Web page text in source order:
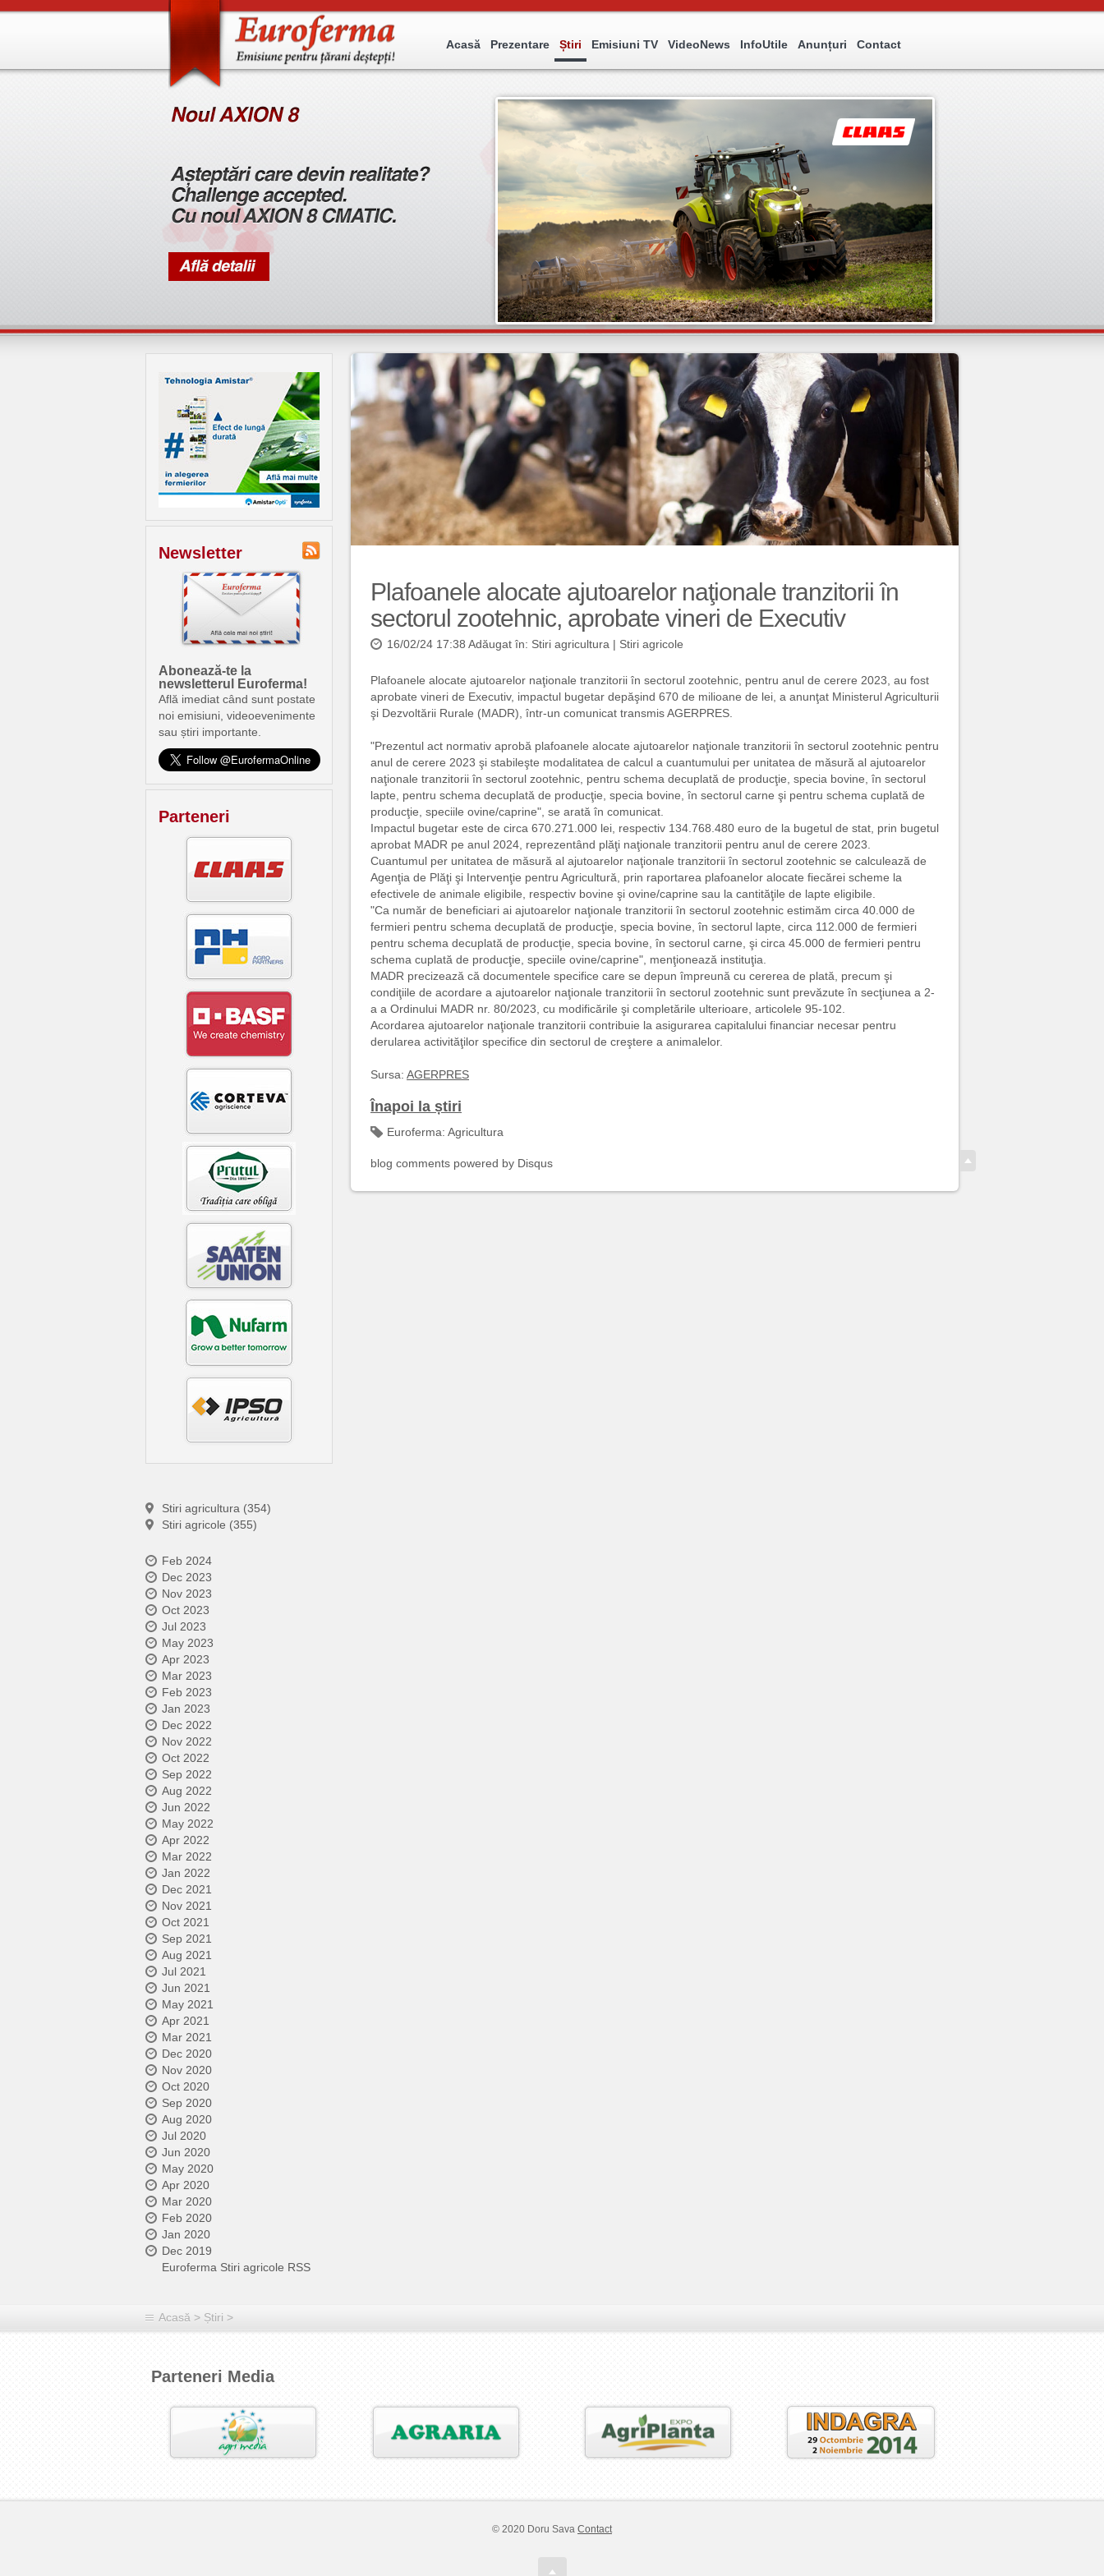
Acasă Prezentare Știri Emisiuni TV VideoNews InfoUtile Anunțuri Contact
Newsletter
Abonează-te la
newsletterul Euroferma!
Află imediat când sunt postate
noi emisiuni, videoevenimente
sau știri importante.
Parteneri
Stiri agricultura (354)
Stiri agricole (355)
Feb 2024
Dec 2023
Nov 2023
Oct 2023
Jul 2023
May 2023
Apr 2023
Mar 2023
Feb 2023
Jan 2023
Dec 2022
Nov 2022
Oct 2022
Sep 2022
Aug 2022
Jun 2022
May 2022
Apr 2022
Mar 2022
Jan 2022
Dec 2021
Nov 2021
Oct 2021
Sep 2021
Aug 2021
Jul 2021
Jun 2021
May 2021
Apr 2021
Mar 2021
Dec 2020
Nov 2020
Oct 2020
Sep 2020
Aug 2020
Jul 2020
Jun 2020
May 2020
Apr 2020
Mar 2020
Feb 2020
Jan 2020
Dec 2019
Euroferma Stiri agricole RSS
Plafoanele alocate ajutoarelor naţionale tranzitorii în
sectorul zootehnic, aprobate vineri de Executiv
16/02/24 17:38 Adăugat în: Stiri agricultura | Stiri agricole
Plafoanele alocate ajutoarelor naţionale tranzitorii în sectorul zootehnic, pentru anul de cerere 2023, au fost
aprobate vineri de Executiv, impactul bugetar depăşind 670 de milioane de lei, a anunţat Ministerul Agriculturii
şi Dezvoltării Rurale (MADR), într-un comunicat transmis AGERPRES.
"Prezentul act normativ aprobă plafoanele alocate ajutoarelor naţionale tranzitorii în sectorul zootehnic pentru
anul de cerere 2023 şi stabileşte modalitatea de calcul a cuantumului per unitatea de măsură al ajutoarelor
naţionale tranzitorii în sectorul zootehnic, pentru schema decuplată de producţie, specia bovine, în sectorul
lapte, pentru schema decuplată de producţie, specia bovine, în sectorul carne şi pentru schema cuplată de
producţie, speciile ovine/caprine", se arată în comunicat.
Impactul bugetar este de circa 670.271.000 lei, respectiv 134.768.480 euro de la bugetul de stat, prin bugetul
aprobat MADR pe anul 2024, reprezentând plăţi naţionale tranzitorii pentru anul de cerere 2023.
Cuantumul per unitatea de măsură al ajutoarelor naţionale tranzitorii în sectorul zootehnic se calculează de
Agenţia de Plăţi şi Intervenţie pentru Agricultură, prin raportarea plafoanelor alocate fiecărei scheme la
efectivele de animale eligibile, respectiv bovine şi ovine/caprine sau la cantităţile de lapte eligibile.
"Ca număr de beneficiari ai ajutoarelor naţionale tranzitorii în sectorul zootehnic estimăm circa 40.000 de
fermieri pentru schema decuplată de producţie, specia bovine, în sectorul lapte, circa 112.000 de fermieri
pentru schema decuplată de producţie, specia bovine, în sectorul carne, şi circa 45.000 de fermieri pentru
schema cuplată de producţie, speciile ovine/caprine", menţionează instituţia.
MADR precizează că documentele specifice care se depun împreună cu cererea de plată, precum şi
condiţiile de acordare a ajutoarelor naţionale tranzitorii în sectorul zootehnic sunt prevăzute în secţiunea a 2-
a a Ordinului MADR nr. 80/2023, cu modificările şi completările ulterioare, articolele 95-102.
Acordarea ajutoarelor naţionale tranzitorii contribuie la asigurarea capitalului financiar necesar pentru
derularea activităţilor specifice din sectorul de creştere a animalelor.
Sursa: AGERPRES
Înapoi la știri
Euroferma: Agricultura
blog comments powered by Disqus
Acasă > Știri >
Parteneri Media
© 2020 Doru Sava Contact